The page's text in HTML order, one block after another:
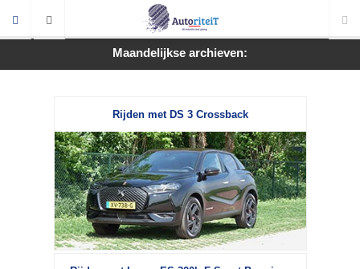
Maandelijkse archieven:
Rijden met DS 3 Crossback